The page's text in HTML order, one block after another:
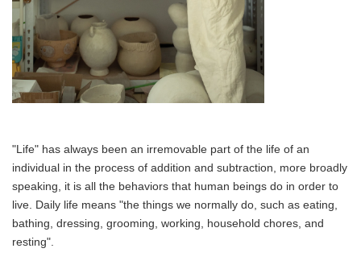
"Life" has always been an irremovable part of the life of an
individual in the process of addition and subtraction, more broadly
speaking, it is all the behaviors that human beings do in order to
live. Daily life means "the things we normally do, such as eating,
bathing, dressing, grooming, working, household chores, and
resting".